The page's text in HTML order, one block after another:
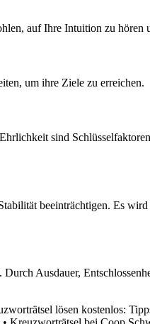
auf Ihre Intuition zu
um ihre Ziele zu erreichen.
sind
beeinträchtigen. Es
Ausdauer,
lösen kostenlos: